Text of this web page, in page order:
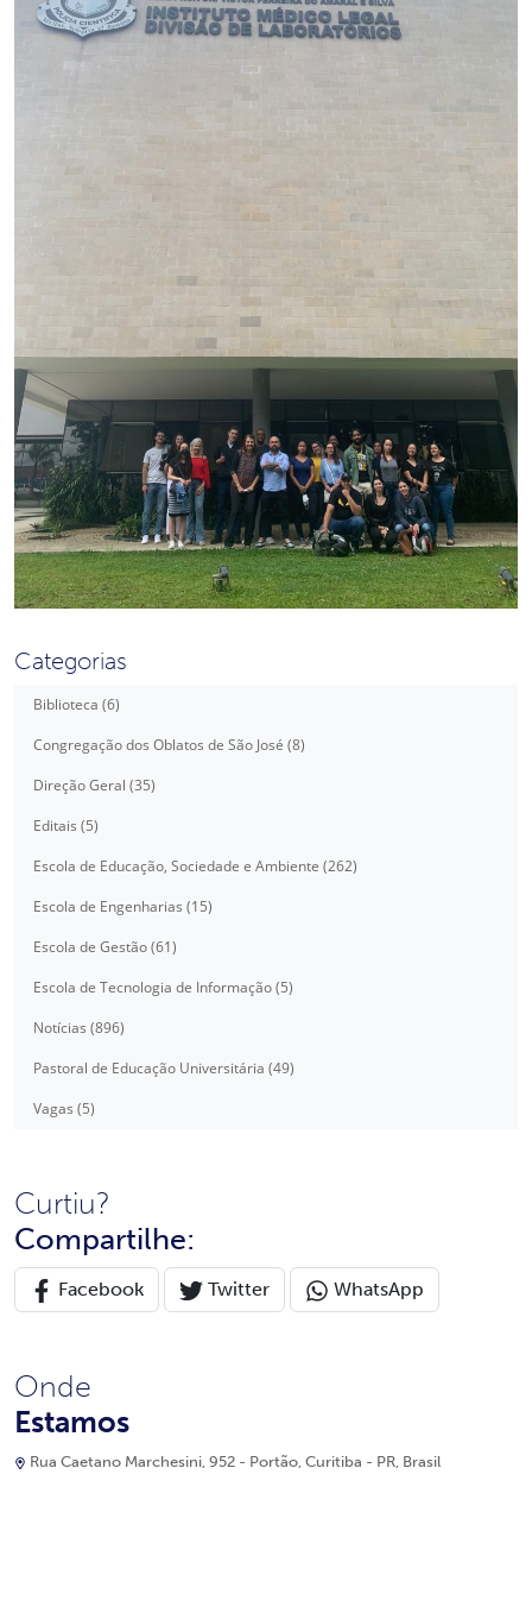
Categorias
Biblioteca (6)
Congregação dos Oblatos de São José (8)
Direção Geral (35)
Editais (5)
Escola de Educação, Sociedade e Ambiente (262)
Escola de Engenharias (15)
Escola de Gestão (61)
Escola de Tecnologia de Informação (5)
Notícias (896)
Pastoral de Educação Universitária (49)
Vagas (5)
Curtiu?
Compartilhe:
Facebook Twitter WhatsApp
Onde
Estamos
Rua Caetano Marchesini, 952 - Portão, Curitiba - PR, Brasil